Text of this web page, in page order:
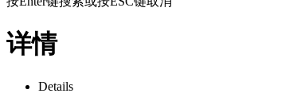
详情
Details